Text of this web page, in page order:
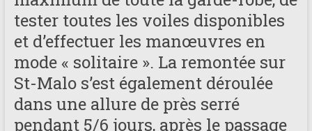
tester toutes les voiles disponibles
et d’effectuer les manœuvres en
mode « solitaire ». La remontée sur
St-Malo s’est également déroulée
dans une allure de près serré
pendant 5/6 jours, après le passage